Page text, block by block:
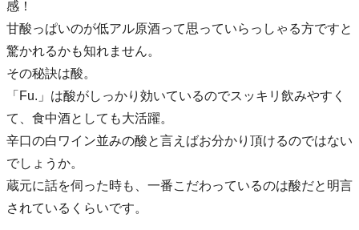
感！
甘酸っぱいのが低アル原酒って思っていらっしゃる方ですと
驚かれるかも知れません。
その秘訣は酸。
「Fu.」は酸がしっかり効いているのでスッキリ飲みやすく
て、食中酒としても大活躍。
辛口の白ワイン並みの酸と言えばお分かり頂けるのではない
でしょうか。
蔵元に話を伺った時も、一番こだわっているのは酸だと明言
されているくらいです。